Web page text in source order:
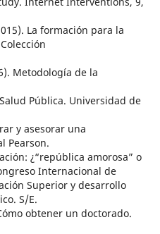
La formación para la
Metodología de la
Pública. Universidad de
y asesorar una
Pearson.
¿“república amorosa” o
Internacional de
Superior y desarrollo
S/E.
obtener un doctorado.